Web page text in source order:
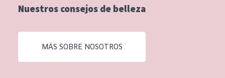
Piel madura
Piel expuesta al sol
Piel menopáusica
Nuestros consejos de belleza
MÁS SOBRE NOSOTROS